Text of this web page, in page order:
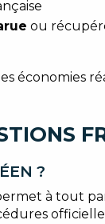
ou
économies
?
à tout